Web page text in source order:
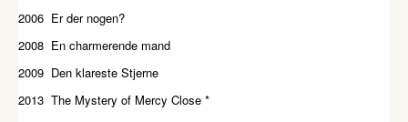
2006 Er der nogen?
2008 En charmerende mand
2009 Den klareste Stjerne
2013 The Mystery of Mercy Close *